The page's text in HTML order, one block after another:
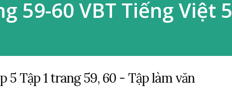
59-60 VBT Tiếng Việt 5
5 Tập 1 trang 59, 60 - Tập làm văn